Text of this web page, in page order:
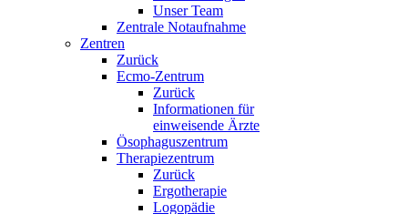
Unser Team
Zentrale Notaufnahme
Zentren
Zurück
Ecmo-Zentrum
Zurück
Informationen für
einweisende Ärzte
Ösophaguszentrum
Therapiezentrum
Zurück
Ergotherapie
Logopädie